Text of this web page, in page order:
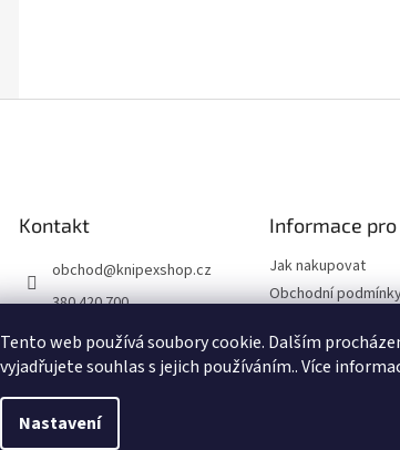
Tento web používá soubory cookie. Dalším
vyjadřujete souhlas s jejich používáním.. Více
Nastavení
Kontakt
obchod@knipexshop.cz
380 420 700
Informace
Jak nakupovat
Obchodní
údajů
vyhrazena.